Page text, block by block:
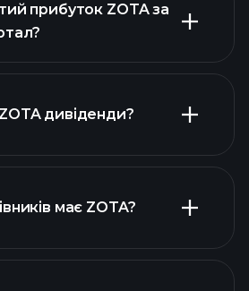
ZOTA
фінансових звітах
прибуток ZOTA за
дивіденди?
має ZOTA?